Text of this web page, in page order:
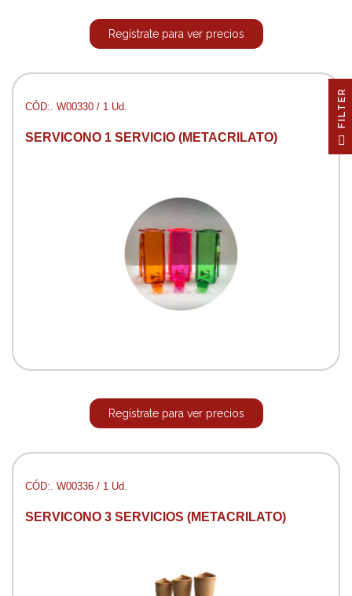
Regístrate para ver precios
CÓD:. W00330 / 1 Ud.
SERVICONO 1 SERVICIO (METACRILATO)
Regístrate para ver precios
CÓD:. W00336 / 1 Ud.
SERVICONO 3 SERVICIOS (METACRILATO)
R